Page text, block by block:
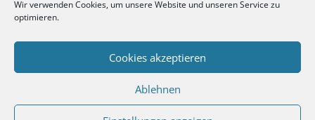
Wir verwenden Cookies, um unsere Website und unseren Service zu
optimieren.
Cookies akzeptieren
Ablehnen
Mail-
Adresse
Schließe dich 92 anderen Abonnenten an